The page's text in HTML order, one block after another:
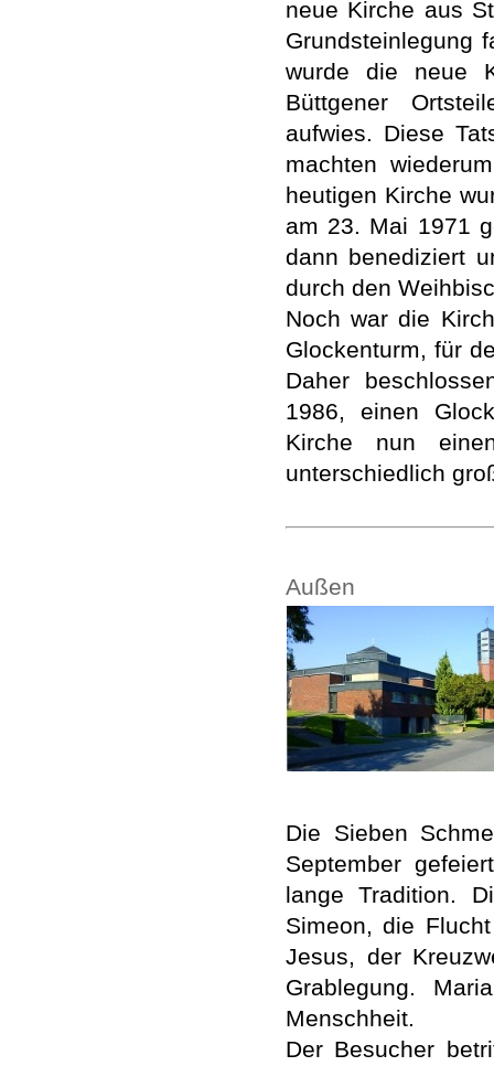
neue Kirche aus
Grundsteinlegung
wurde die neue
Büttgener
aufwies. Diese
machten
heutigen Kirche
am 23. Mai 1971
dann benediziert
durch den
Noch war die
Glockenturm, für
Daher
1986, einen
Kirche nun
unterschiedlich
Außen
Die Sieben
September
lange Tradition.
Simeon, die
Jesus, der
Grablegung.
Menschheit.
Der Besucher